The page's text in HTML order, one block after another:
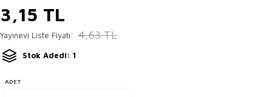
3,15 TL
Yayınevi Liste Fiyatı: 4,63TL
Stok Adedi: 1
ADET